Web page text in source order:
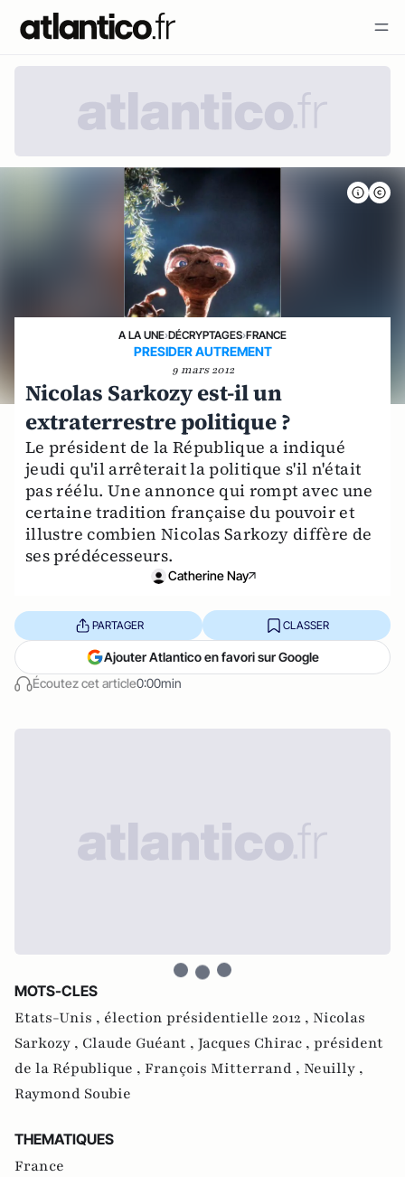
A LA UNE›DÉCRYPTAGES›FRANCE
PRESIDER AUTREMENT
9 mars 2012
Nicolas Sarkozy est-il un
extraterrestre politique ?
Le président de la République a indiqué
jeudi qu'il arrêterait la politique s'il n'était
pas réélu. Une annonce qui rompt avec une
certaine tradition française du pouvoir et
illustre combien Nicolas Sarkozy diffère de
ses prédécesseurs.
Catherine Nay
Écoutez cet article0:00min
PARTAGER CLASSER
Ajouter Atlantico en favori sur Google
MOTS-CLES
Etats-Unis , élection présidentielle 2012 , Nicolas
Sarkozy , Claude Guéant , Jacques Chirac , président
de la République , François Mitterrand , Neuilly ,
Raymond Soubie
THEMATIQUES
France